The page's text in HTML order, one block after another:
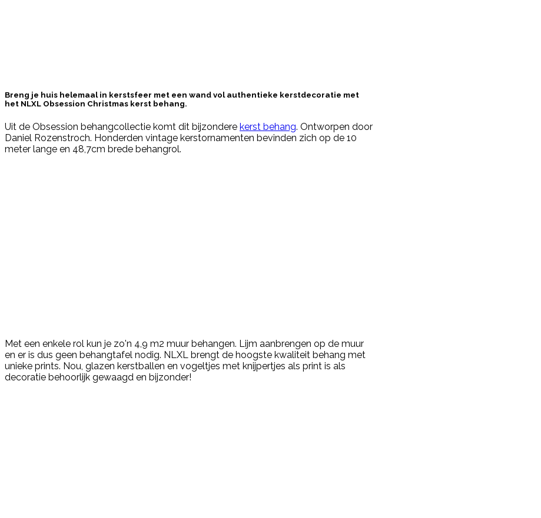
Breng je huis helemaal in kerstsfeer met een wand vol authentieke kerstdecoratie met
het NLXL Obsession Christmas kerst behang.
Uit de Obsession behangcollectie komt dit bijzondere kerst behang. Ontworpen door
Daniel Rozenstroch. Honderden vintage kerstornamenten bevinden zich op de 10
meter lange en 48,7cm brede behangrol.
Met een enkele rol kun je zo'n 4,9 m2 muur behangen. Lijm aanbrengen op de muur
en er is dus geen behangtafel nodig. NLXL brengt de hoogste kwaliteit behang met
unieke prints. Nou, glazen kerstballen en vogeltjes met knijpertjes als print is als
decoratie behoorlijk gewaagd en bijzonder!